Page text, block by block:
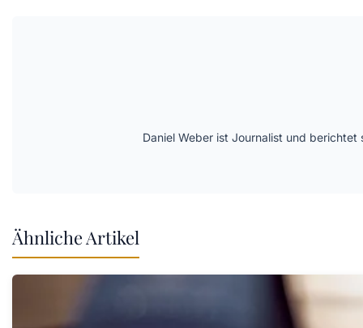
Daniel Weber ist Journalist und
Ähnliche Artikel